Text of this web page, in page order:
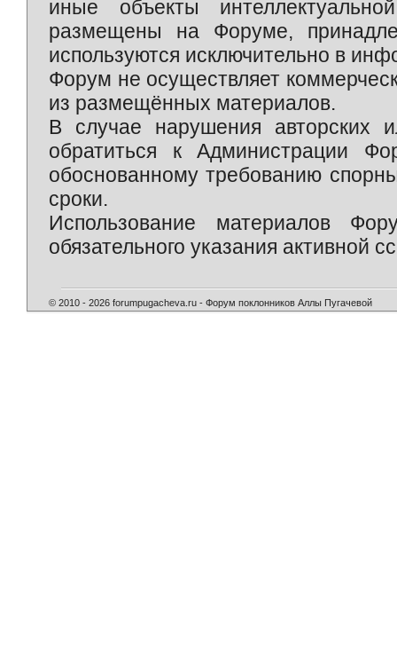
иные объекты
размещены на Форуме,
используются исключительно в
Форум не осуществляет
из размещённых материалов.
В случае нарушения авторских
обратиться к Администрации
обоснованному требованию
сроки.
Использование материалов
обязательного указания активной
© 2010 - 2026 forumpugacheva.ru - Форум поклонников Аллы Пугачевой